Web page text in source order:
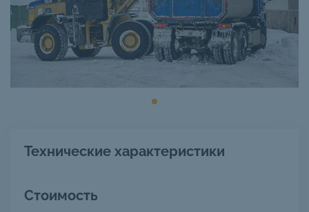
Технические характеристики
Стоимость